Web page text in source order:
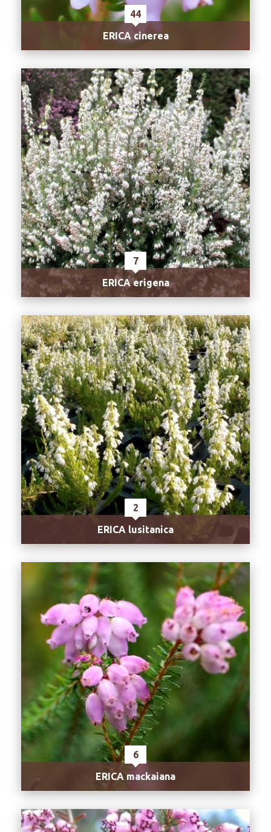
44
ERICA cinerea
7
ERICA erigena
2
ERICA lusitanica
6
ERICA mackaiana